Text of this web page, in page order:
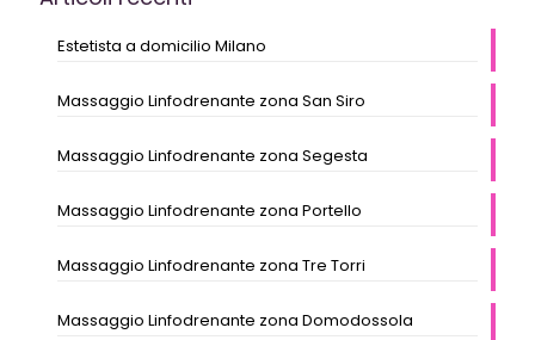
Estetista a domicilio Milano
Massaggio Linfodrenante zona San Siro
Massaggio Linfodrenante zona Segesta
Massaggio Linfodrenante zona Portello
Massaggio Linfodrenante zona Tre Torri
Massaggio Linfodrenante zona Domodossola